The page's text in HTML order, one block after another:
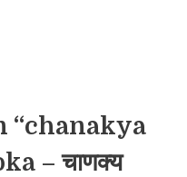
“chanakya
– चाणक्य